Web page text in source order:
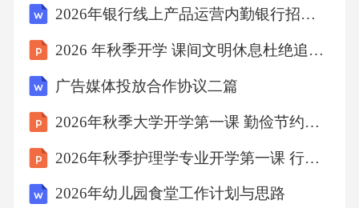
B、茎——种子——种子——花
D、茎——果实——种子——花
莓的食用部分是果实;芝麻的食用部分是种子;菜
2026年银行线上产品运营内勤银行招聘考试笔试试题（含答案）
2026 年秋季开学 课间文明休息杜绝追逐打闹
广告媒体投放合作协议二篇
2026年秋季大学开学第一课 勤俭节约传统美德课件
2026年秋季护理学专业开学第一课 行业前沿与趋势洞察
2026年幼儿园食堂工作计划与思路